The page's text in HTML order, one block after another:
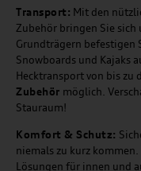
Transport: Mit den
Zubehör bringen Sie sich
Grundträgern befestigen
Snowboards und Kajaks
Hecktransport von bis zu
Zubehör möglich.
Stauraum!
Komfort & Schutz:
niemals zu kurz
Lösungen für innen und